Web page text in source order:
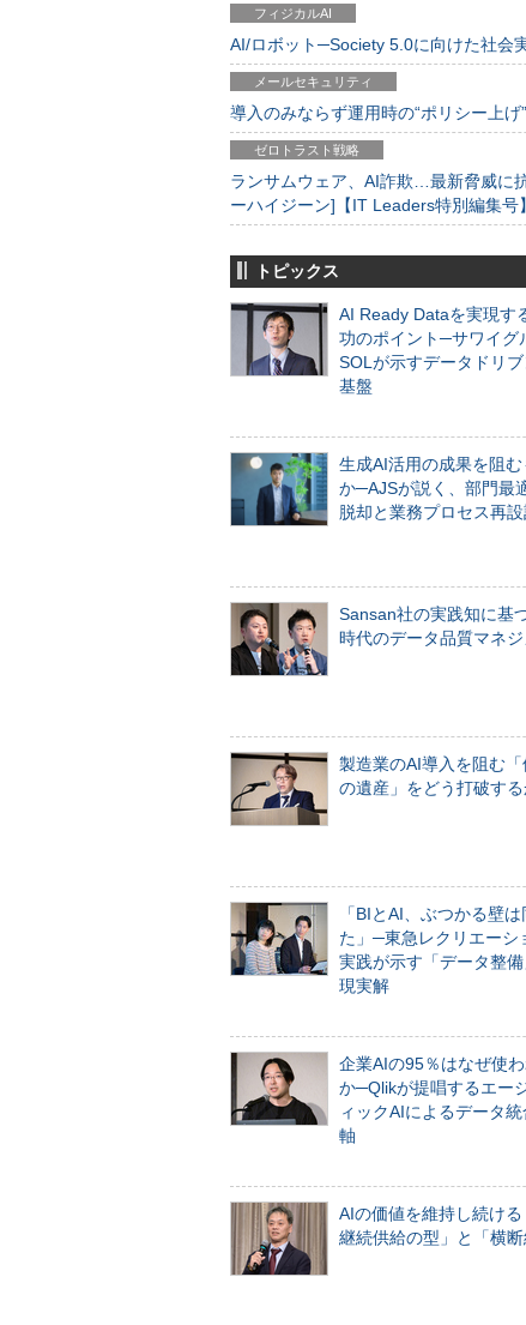
フィジカルAI
AI/ロボット─Society 5.0に向けた社会
メールセキュリティ
導入のみならず運用時の“ポリシー上
ゼロトラスト戦略
ランサムウェア、AI詐欺…最新脅威に
ーハイジーン]【IT Leaders特別編集号】
トピックス
AI Ready Dataを実現す
功のポイント─サワイグ
SOLが示すデータドリ
基盤
生成AI活用の成果を阻
か─AJSが説く、部門最
脱却と業務プロセス再
Sansan社の実践知に基
時代のデータ品質マネジ
製造業のAI導入を阻む「
の遺産」をどう打破す
「BIとAI、ぶつかる壁
た」─東急レクリエーシ
実践が示す「データ整備
現実解
企業AIの95％はなぜ使
か─Qlikが提唱するエー
ィックAIによるデータ
軸
AIの価値を維持し続ける
継続供給の型」と「横断